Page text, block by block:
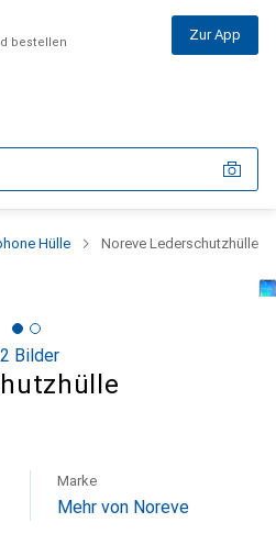
bestellen Zur App
Hülle Noreve Lederschutzhülle
2 Bilder
Marke
Mehr von Noreve